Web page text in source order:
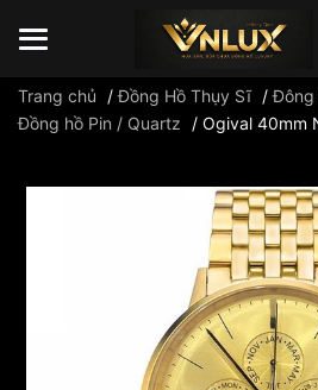
Trang chủ /Đồng Hồ Thụy Sĩ /Đông
Đồng hồ Pin / Quartz
/ Ogival 40mm